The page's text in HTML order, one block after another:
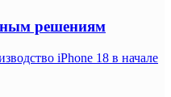
решениям
iPhone 18 в начале